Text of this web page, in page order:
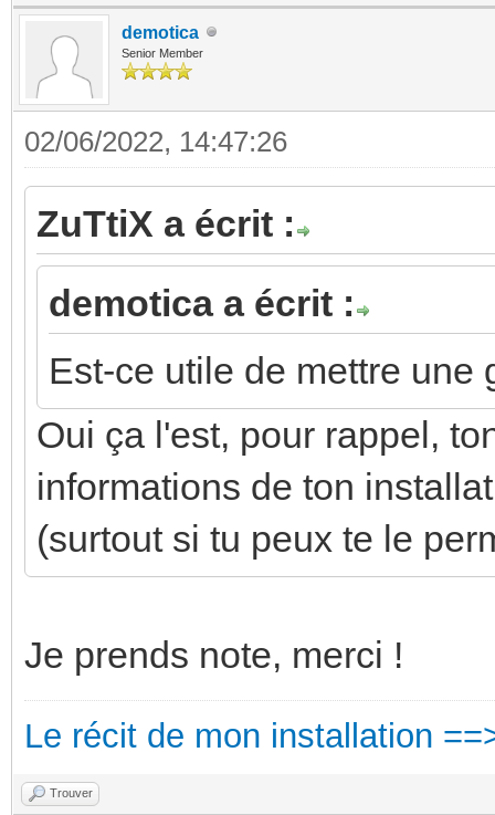
demotica
Senior Member
02/06/2022, 14:47:26
ZuTtiX a écrit :
demotica a écrit :
Est-ce utile de mettre une
Oui ça l'est, pour rappel,
informations de ton
(surtout si tu peux te le
Je prends note, merci !
Le récit de mon installation
Trouver